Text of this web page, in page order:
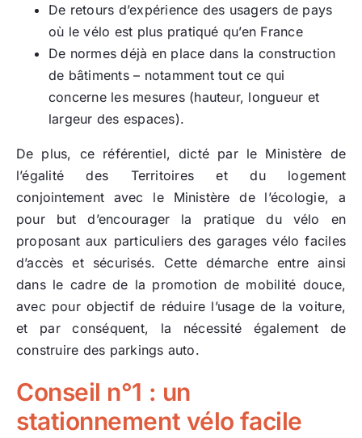
De retours d’expérience des usagers de pays
où le vélo est plus pratiqué qu’en France
De normes déjà en place dans la construction
de bâtiments – notamment tout ce qui
concerne les mesures (hauteur, longueur et
largeur des espaces).
De plus, ce référentiel, dicté par le Ministère de
l’égalité des Territoires et du logement
conjointement avec le Ministère de l’écologie, a
pour but d’encourager la pratique du vélo en
proposant aux particuliers des garages vélo faciles
d’accès et sécurisés. Cette démarche entre ainsi
dans le cadre de la promotion de mobilité douce,
avec pour objectif de réduire l’usage de la voiture,
et par conséquent, la nécessité également de
construire des parkings auto.
Conseil n°1 : un
stationnement vélo facile